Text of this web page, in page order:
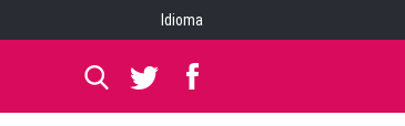
Idioma